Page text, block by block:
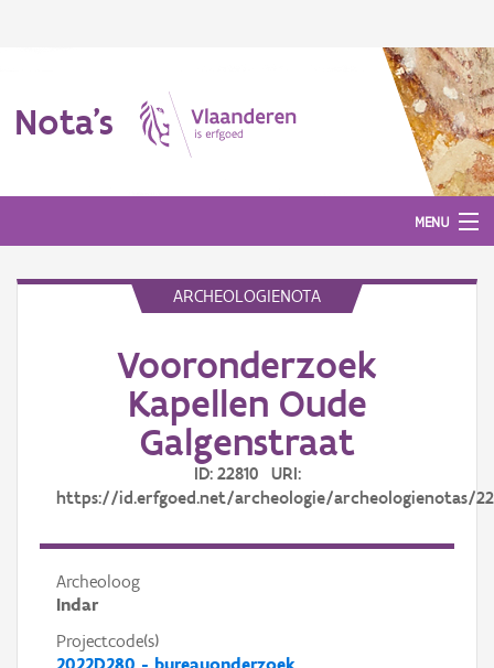
Nota's
MENU
ARCHEOLOGIENOTA
Vooronderzoek
Kapellen Oude
Galgenstraat
ID: 22810 URI:
https://id.erfgoed.net/archeologie/archeologienotas/
Archeoloog
Indar
Projectcode(s)